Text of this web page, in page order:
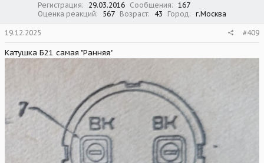
Регистрация 29.03.2016 Сообщения
167
Оценка реакций
567 Возраст 43 Город г.Москва
19.12.2025 #409
Катушка Б21 самая "Ранняя"